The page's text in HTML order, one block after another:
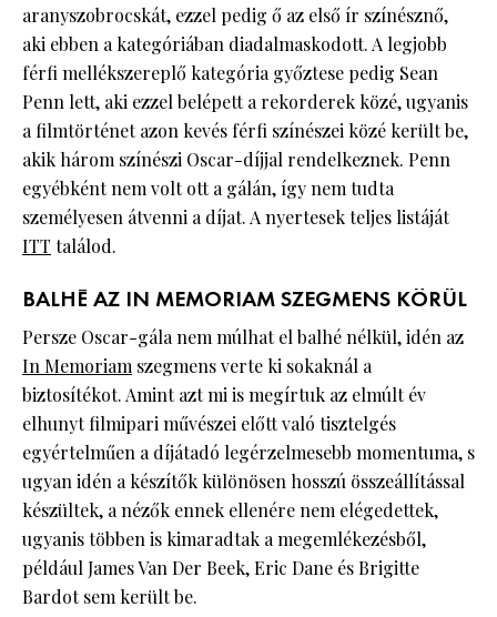
aranyszobrocskát, ezzel pedig ő az első ír színésznő,
aki ebben a kategóriában diadalmaskodott. A legjobb
férfi mellékszereplő kategória győztese pedig Sean
Penn lett, aki ezzel belépett a rekorderek közé, ugyanis
a filmtörténet azon kevés férfi színészei közé került be,
akik három színészi Oscar-díjjal rendelkeznek. Penn
egyébként nem volt ott a gálán, így nem tudta
személyesen átvenni a díjat. A nyertesek teljes listáját
ITT találod.
BALHÉ AZ IN MEMORIAM SZEGMENS KÖRÜL
Persze Oscar-gála nem múlhat el balhé nélkül, idén az
In Memoriam szegmens verte ki sokaknál a
biztosítékot. Amint azt mi is megírtuk az elmúlt év
elhunyt filmipari művészei előtt való tisztelgés
egyértelműen a díjátadó legérzelmesebb momentuma, s
ugyan idén a készítők különösen hosszú összeállítással
készültek, a nézők ennek ellenére nem elégedettek,
ugyanis többen is kimaradtak a megemlékezésből,
például James Van Der Beek, Eric Dane és Brigitte
Bardot sem került be.